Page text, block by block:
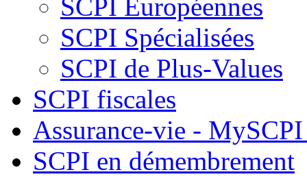
SCPI Européennes
SCPI Spécialisées
SCPI de Plus-Values
SCPI fiscales
Assurance-vie -
SCPI en démembrement